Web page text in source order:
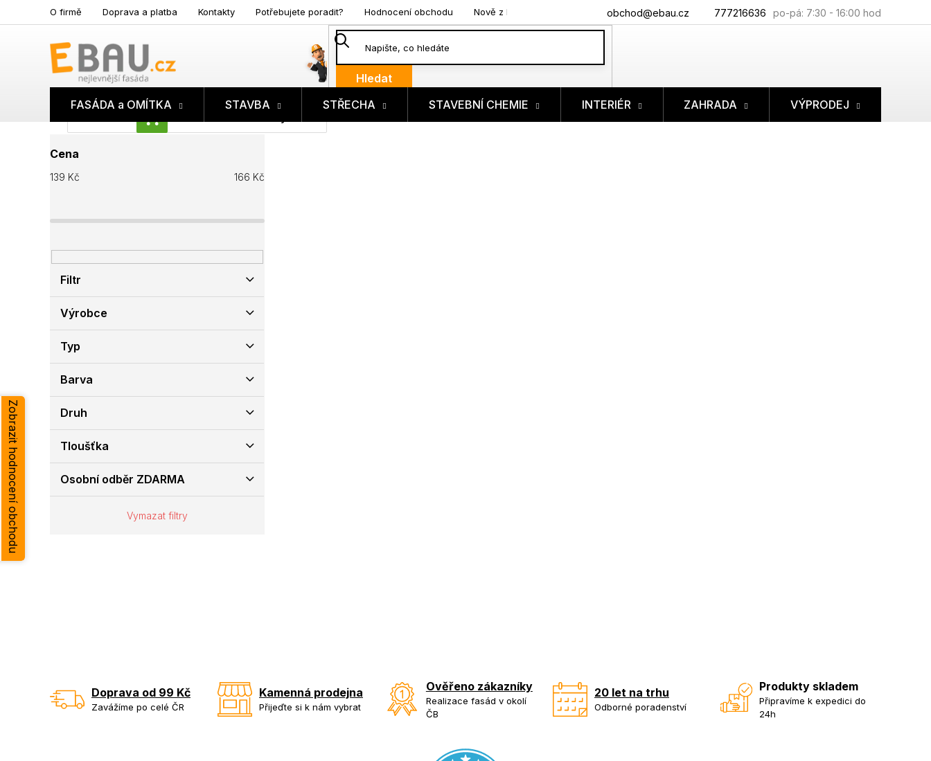
na
777216636
obchod@ebau.cz
O firmě Doprava a platba Kontakty Potřebujete poradit? Hodnocení obchodu Nově z blogu
Hledat
NÁKUPNÍ
FASÁDA a OMÍTKA STAVBA STŘECHA STAVEBNÍ CHEMIE INTERIÉR ZAHRADA VÝPRODEJ
o
s
a
n
í
a
Cena
139 Kč 166 Kč
Filtr
Výrobce
Typ
Barva
Druh
Tloušťka
Osobní odběr ZDARMA
Vymazat filtry
Doprava od 99 Kč
Zavážíme po celé ČR
Kamenná prodejna
Přijeďte si k nám vybrat
Ověřeno zákazníky
Realizace fasád v okolí
ČB
20 let na trhu
Odborné poradenství
Produkty skladem
Připravíme k expedici do
24h
Zobrazit hodnocení obchodu